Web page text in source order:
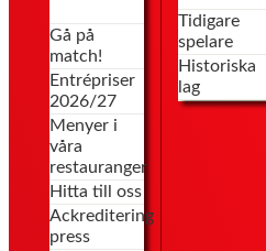
Gå på
match!
Entrépriser
2026/27
Menyer i
våra
restauranger
Hitta till oss
Ackreditering
press
Tidigare
spelare
Historiska
lag